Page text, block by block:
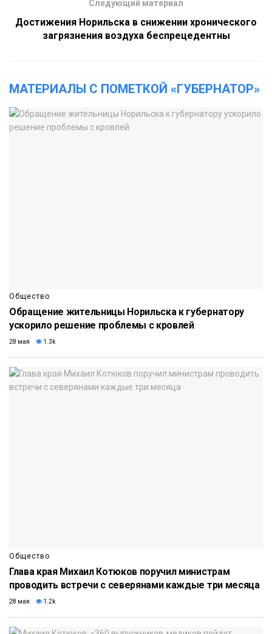
Следующий материал
Достижения Норильска в снижении хронического
загрязнения воздуха беспрецедентны
МАТЕРИАЛЫ С ПОМЕТКОЙ «ГУБЕРНАТОР»
Общество
Обращение жительницы Норильска к губернатору
ускорило решение проблемы с кровлей
28 мая 1.3k
Общество
Глава края Михаил Котюков поручил министрам
проводить встречи с северянами каждые три месяца
28 мая 1.2k